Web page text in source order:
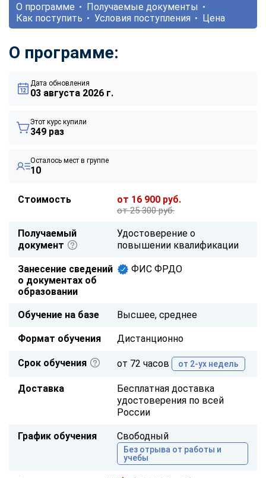
О программе
Получаемые документы
Как поступить
Условия поступления Цена
О программе:
Дата обновления
03 августа 2026 г.
Этот курс купили
349 раз
Осталось мест в группе
10
Стоимость от 16 900 руб.
от 25 300 руб.
Получаемый
документ
Удостоверение о
повышении квалификации
Занесение сведений
о документах об
образовании
ФИС ФРДО
Обучение на базе Высшее, среднее
Формат обучения Дистанционно
Срок обучения от 72 часов от 2-ух недель
Доставка
Бесплатная доставка
удостоверения по всей
России
График обучения Свободный
Без отрыва от работы и
учебы